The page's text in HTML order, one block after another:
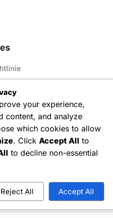
Sie uns
your experience,
content, and analyze
which cookies to allow
. Click Accept All to
to decline non-essential
Reject All Accept All